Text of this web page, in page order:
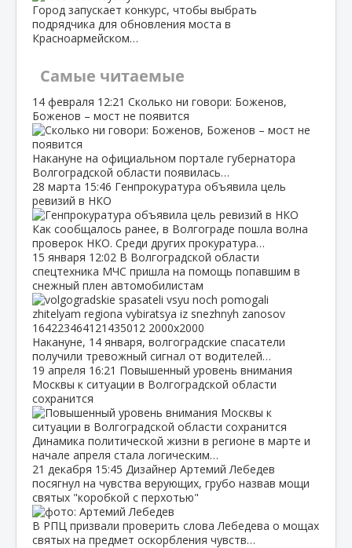
Город запускает конкурс, чтобы выбрать
подрядчика для обновления моста в
Красноармейском…
Самые читаемые
14 февраля 12:21 Сколько ни говори: Боженов,
Боженов – мост не появится
Накануне на официальном портале губернатора
Волгоградской области появилась…
28 марта 15:46 Генпрокуратура объявила цель
ревизий в НКО
Как сообщалось ранее, в Волгограде пошла волна
проверок НКО. Среди других прокуратура…
15 января 12:02 В Волгоградской области
спецтехника МЧС пришла на помощь попавшим в
снежный плен автомобилистам
Накануне, 14 января, волгоградские спасатели
получили тревожный сигнал от водителей…
19 апреля 16:21 Повышенный уровень внимания
Москвы к ситуации в Волгоградской области
сохранится
Динамика политической жизни в регионе в марте и
начале апреля стала логическим…
21 декабря 15:45 Дизайнер Артемий Лебедев
посягнул на чувства верующих, грубо назвав мощи
святых "коробкой с перхотью"
В РПЦ призвали проверить слова Лебедева о мощах
святых на предмет оскорбления чувств…